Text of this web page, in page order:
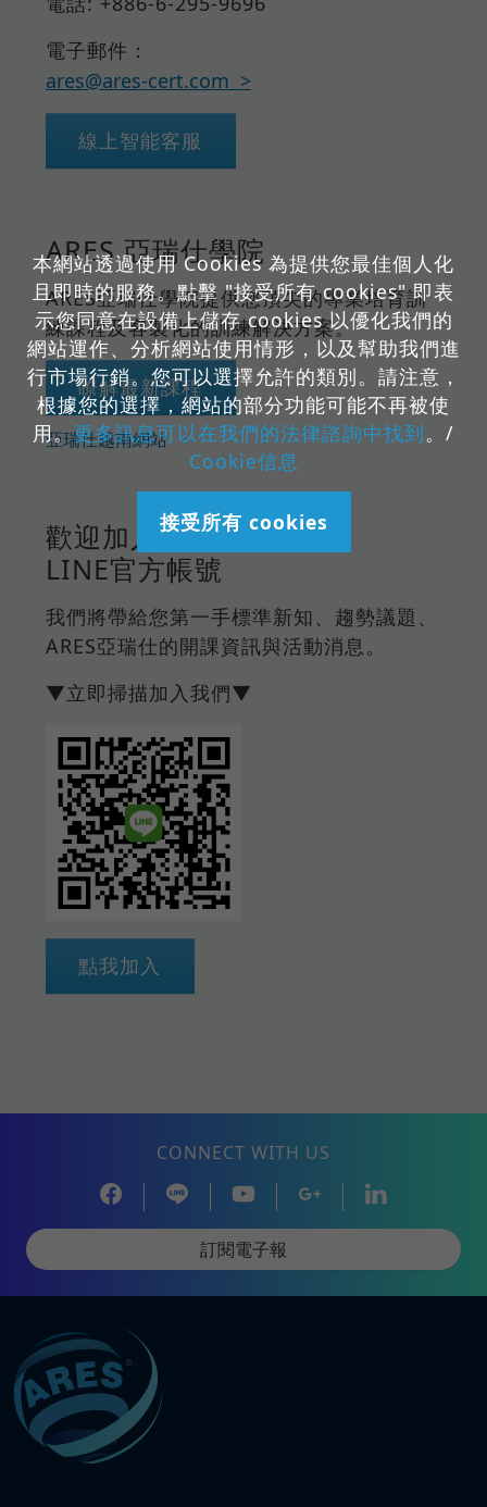
電子郵件：
ares@ares-cert.com
線上智能客服
ARES 亞瑞仕學院
ARES亞瑞仕學院提供您頂尖的專業培育訓
練課程及客製化的訓練解決方案。
瞭解最新課程
亞瑞仕越南網站
歡迎加入ARES
LINE官方帳號
我們將帶給您第一手標準新知、趨勢議題、
ARES亞瑞仕的開課資訊與活動消息。
▼立即掃描加入我們▼
點我加入
CONNECT WITH US
訂閱電子報
本網站透過使用 Cookies 為提供您最佳個人化
且即時的服務。點擊 "接受所有 cookies" 即表
示您同意在設備上儲存 cookies 以優化我們的
網站運作、分析網站使用情形，以及幫助我們進
行市場行銷。您可以選擇允許的類別。請注意，
根據您的選擇，網站的部分功能可能不再被使
用。更多訊息可以在我們的法律諮詢中找到。/
Cookie信息
接受所有 cookies